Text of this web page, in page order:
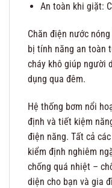
An toàn khi giặt:
Chăn điện nước
bị tính năng an toàn
cháy khô giúp người
dụng qua đêm.
Hệ thống bơm nổi
định và tiết kiệm
điện năng. Tất cả
kiểm định nghiêm
chống quá nhiệt –
diện cho bạn và gia